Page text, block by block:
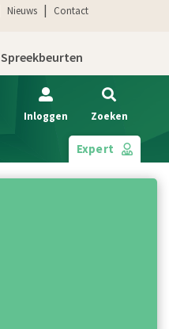
Nieuws Contact
Spreekbeurten
Inloggen Zoeken
Expert